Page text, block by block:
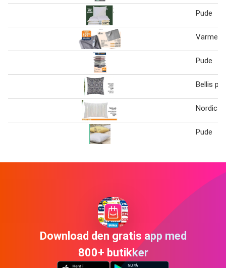
Pude
Pude
Bellis
Nordic
Pude
Download den gratis app med
800+ butikker